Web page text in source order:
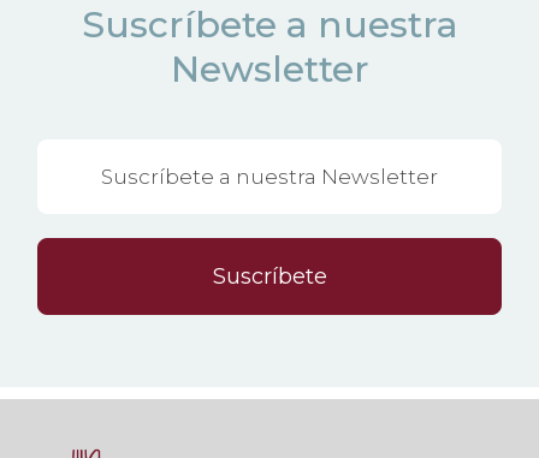
Suscríbete a nuestra
Newsletter
Suscríbete